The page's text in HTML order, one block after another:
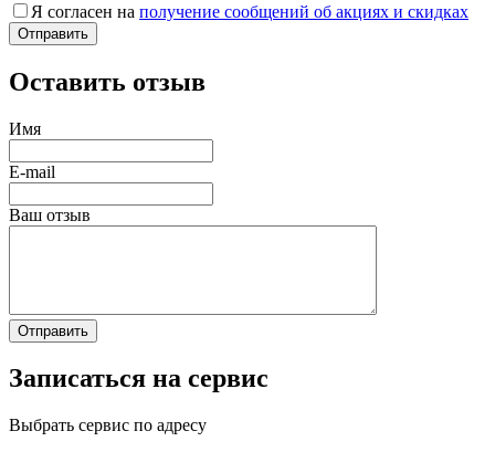
Я согласен на получение сообщений об акциях и скидках
Оставить отзыв
Имя
E-mail
Ваш отзыв
Записаться на сервис
Выбрать сервис по адресу